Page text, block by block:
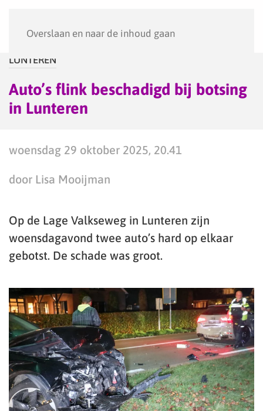
Overslaan en naar de inhoud gaan
LUNTEREN
Auto’s flink beschadigd bij botsing
in Lunteren
woensdag 29 oktober 2025, 20.41
door Lisa Mooijman
Op de Lage Valkseweg in Lunteren zijn
woensdagavond twee auto’s hard op elkaar
gebotst. De schade was groot.